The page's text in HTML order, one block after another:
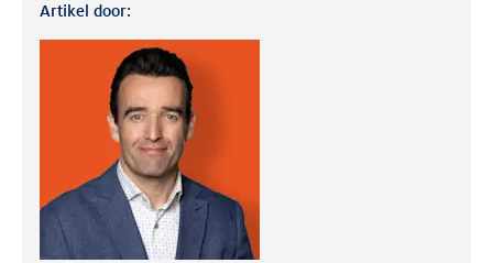
Artikel door: